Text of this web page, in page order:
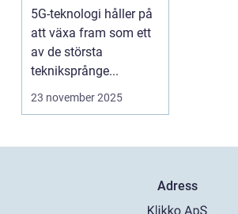
framtid
5G-teknologi håller på
att växa fram som ett
av de största
tekniksprånge...
23 november 2025
Adress